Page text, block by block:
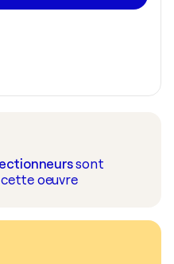
sont
oeuvre